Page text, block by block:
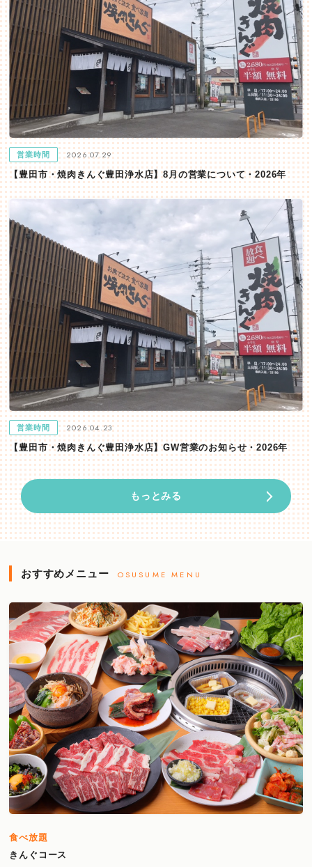
営業時間 2026.07.29
【豊田市・焼肉きんぐ豊田浄水店】8月の営業について・2026年
営業時間 2026.04.23
【豊田市・焼肉きんぐ豊田浄水店】GW営業のお知らせ・2026年
もっとみる
おすすめメニュー OSUSUME MENU
食べ放題
きんぐコース